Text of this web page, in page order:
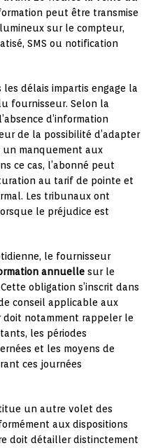
peut être transmise
sur le compteur,
SMS ou notification
délais impartis engage la
fournisseur. Selon la
d’information
de la possibilité d’adapter
un manquement aux
ce cas, l’abonné peut
au tarif de pointe et
Les tribunaux ont
le préjudice est
le fournisseur
annuelle sur le
obligation s’inscrit dans
conseil applicable aux
doit notamment rappeler le
les périodes
et les moyens de
ces journées
un autre volet des
aux dispositions
doit détailler distinctement